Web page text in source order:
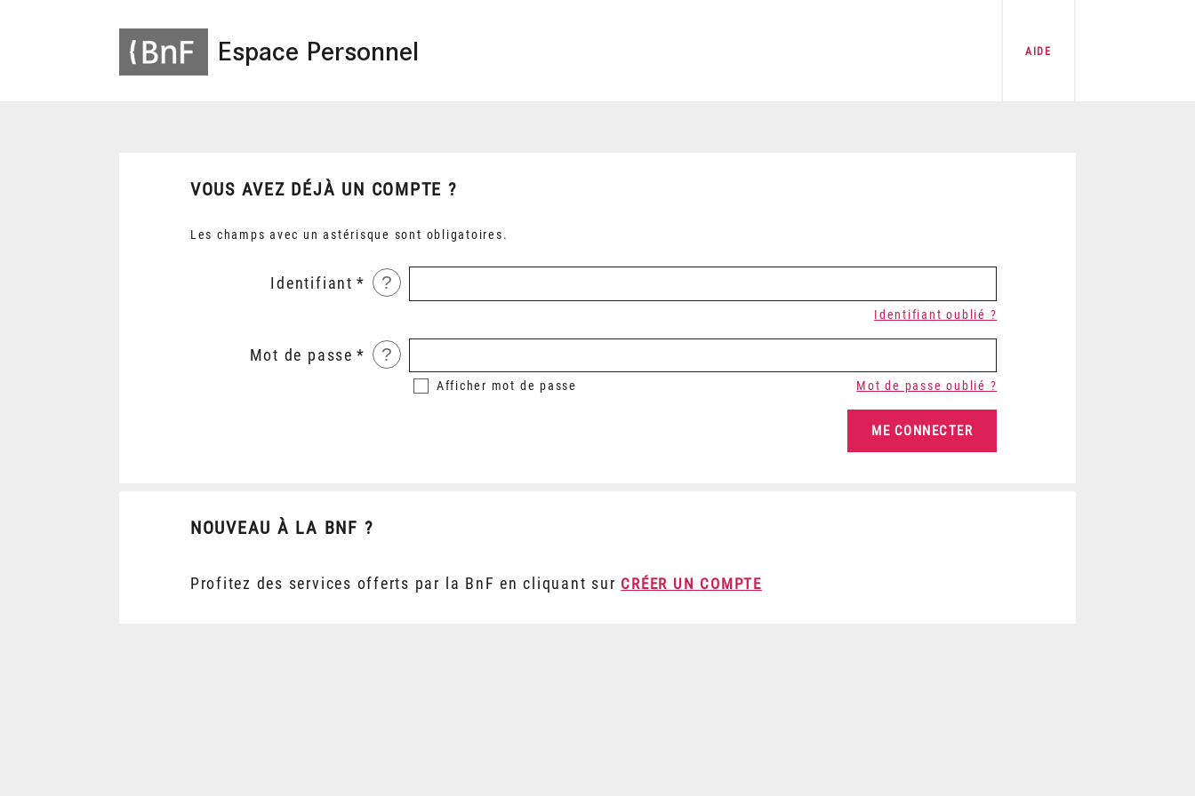
Espace Personnel AIDE
VOUS AVEZ DÉJÀ UN COMPTE ?
Les champs avec un astérisque sont obligatoires.
Identifiant ?
Identifiant oublié ?
Mot de passe ?
Afficher mot de passe Mot de passe oublié ?
NOUVEAU À LA BNF ?
Profitez des services offerts par la BnF en cliquant sur CRÉER UN COMPTE